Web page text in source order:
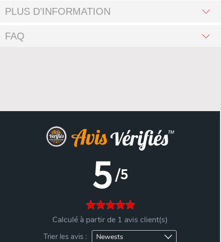
PLUS D’INFORMATION
FAQ
5/5
Calculé à partir de 1 avis client(s)
Trier les avis :